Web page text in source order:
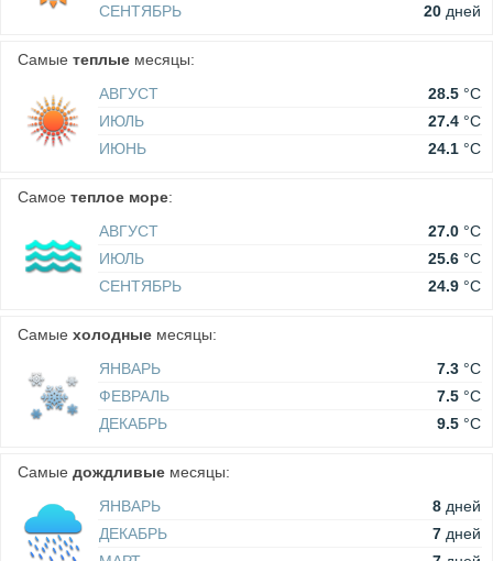
СЕНТЯБРЬ
20 дней
Самые теплые месяцы:
АВГУСТ
28.5 °C
ИЮЛЬ
27.4 °C
ИЮНЬ
24.1 °C
Самое теплое море:
АВГУСТ
27.0 °C
ИЮЛЬ
25.6 °C
СЕНТЯБРЬ
24.9 °C
Самые холодные месяцы:
ЯНВАРЬ
7.3 °C
ФЕВРАЛЬ
7.5 °C
ДЕКАБРЬ
9.5 °C
Самые дождливые месяцы:
ЯНВАРЬ
8 дней
ДЕКАБРЬ
7 дней